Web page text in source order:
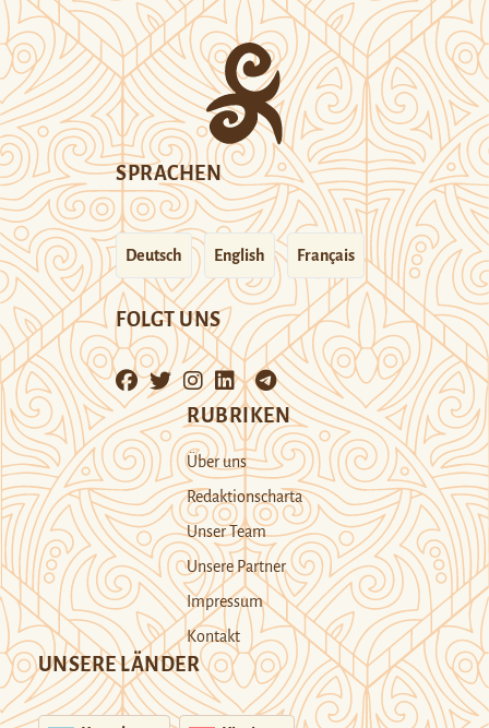
SPRACHEN
Deutsch English Français
FOLGT UNS
RUBRIKEN
Über uns
Redaktionscharta
Unser Team
Unsere Partner
Impressum
Kontakt
UNSERE LÄNDER